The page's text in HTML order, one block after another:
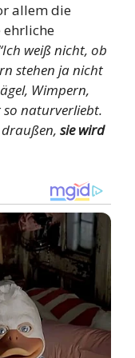
allem die
ehrliche
weiß nicht, ob
stehen ja nicht
Wimpern,
so naturverliebt.
sie wird